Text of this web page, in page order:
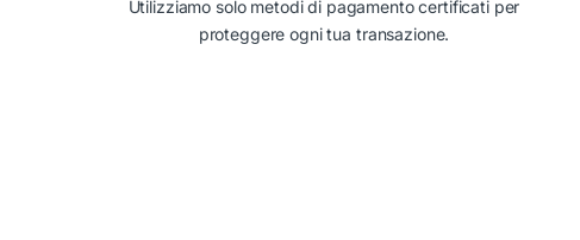
Utilizziamo solo metodi di pagamento certificati per
proteggere ogni tua transazione.